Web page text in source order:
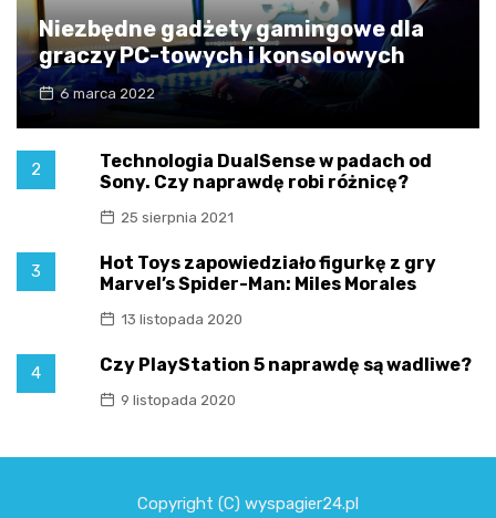
Niezbędne gadżety gamingowe dla
graczy PC-towych i konsolowych
6 marca 2022
2
Technologia DualSense w padach od
Sony. Czy naprawdę robi różnicę?
25 sierpnia 2021
3
Hot Toys zapowiedziało figurkę z gry
Marvel’s Spider-Man: Miles Morales
13 listopada 2020
4 Czy PlayStation 5 naprawdę są wadliwe?
9 listopada 2020
Copyright (C) wyspagier24.pl